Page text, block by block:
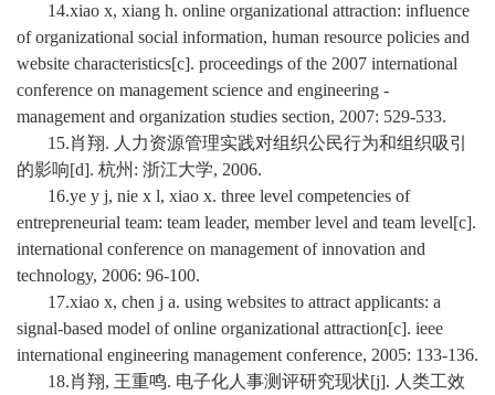
14.xiao x, xiang h. online organizational attraction: influence
of organizational social information, human resource policies and
website characteristics[c]. proceedings of the 2007 international
conference on management science and engineering -
management and organization studies section, 2007: 529-533.
15.肖翔. 人力资源管理实践对组织公民行为和组织吸引
的影响[d]. 杭州: 浙江大学, 2006.
16.ye y j, nie x l, xiao x. three level competencies of
entrepreneurial team: team leader, member level and team level[c].
international conference on management of innovation and
technology, 2006: 96-100.
17.xiao x, chen j a. using websites to attract applicants: a
signal-based model of online organizational attraction[c]. ieee
international engineering management conference, 2005: 133-136.
18.肖翔, 王重鸣. 电子化人事测评研究现状[j]. 人类工效